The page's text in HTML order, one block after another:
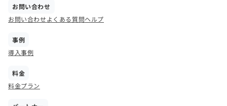
お問い合わせ
お問い合わせよくある質問ヘルプ
事例
導入事例
料金
料金プラン